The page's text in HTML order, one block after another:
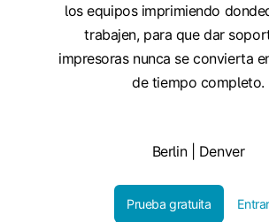
los equipos imprimiendo
trabajen, para que dar
impresoras nunca se convierta
de tiempo completo.
Berlin | Denver
Prueba gratuita Entrar